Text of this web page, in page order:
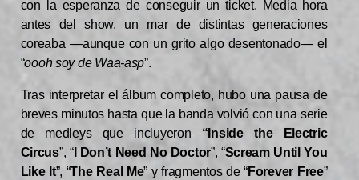
con la esperanza de conseguir un ticket. Media hora
antes del show, un mar de distintas generaciones
coreaba —aunque con un grito algo desentonado— el
“oooh soy de Waa-asp”.
Tras interpretar el álbum completo, hubo una pausa de
breves minutos hasta que la banda volvió con una serie
de medleys que incluyeron “Inside the Electric
Circus”, “I Don’t Need No Doctor”, “Scream Until You
Like It”, “The Real Me” y fragmentos de “Forever Free”